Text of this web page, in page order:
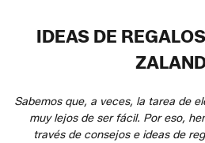
IDEAS DE
Sabemos que, a veces, la tarea de
muy lejos de ser fácil. Por eso,
través de consejos e ideas de